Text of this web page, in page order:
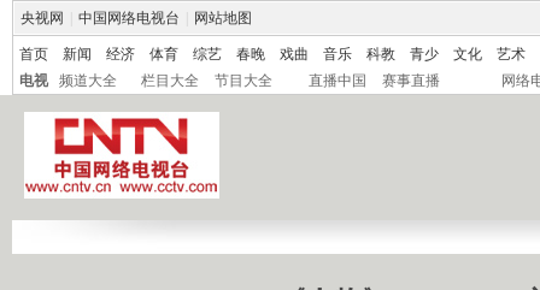
央视网 中国网络电视台 网站地图
首页 新闻 经济 体育 综艺 春晚 戏曲 音乐 科教 青少 文化
艺术
电视
频道大全 栏目大全 节目大全 直播中国 赛事直播 网络